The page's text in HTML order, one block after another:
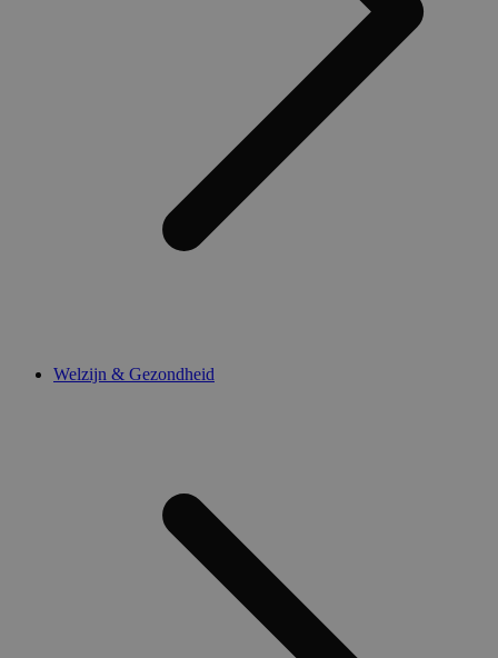
Welzijn & Gezondheid